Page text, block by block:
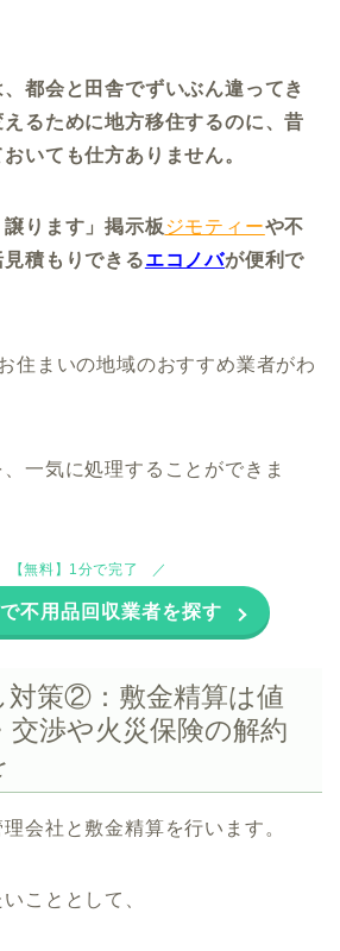
都会と田舎でずいぶん違ってき
るために地方移住するのに、昔
いても仕方ありません。
ります」掲示板 ジモティーや不
積もりできるエコノバが便利で
住まいの地域のおすすめ業者がわ
一気に処理することができま
【無料】1分で完了
不用品回収業者を探す
対策②：敷金精算は値
交渉や火災保険の解約
会社と敷金精算を行います。
こととして、